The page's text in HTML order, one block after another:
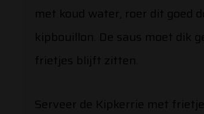
met koud water, roer dit goed
kipbouillon. De saus moet dik
frietjes blijft zitten.
Serveer de Kipkerrie met